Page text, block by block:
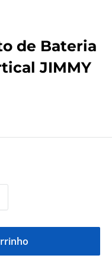
de Bateria
JIMMY